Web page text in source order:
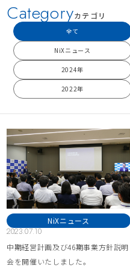
Categoryカテゴリ
全て
NiXニュース
2024年
2022年
NiXニュース
2023.07.10
中期経営計画及び46期事業方針説明
会を開催いたしました。